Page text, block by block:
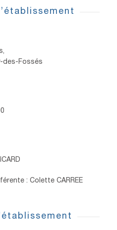
des-Fossés
: Colette CARREE